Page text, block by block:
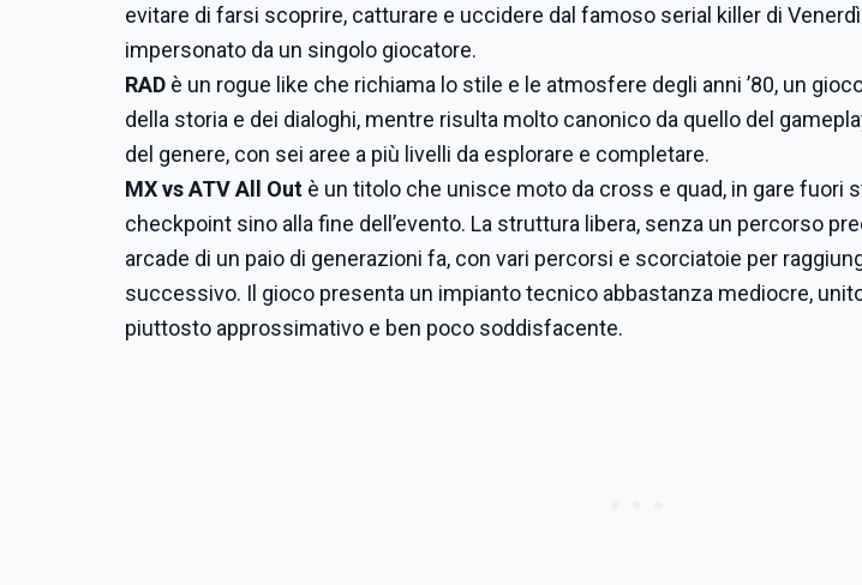
evitare di farsi scoprire, catturare e uccidere dal famoso serial killer di
impersonato da un singolo giocatore.
RAD è un rogue like che richiama lo stile e le atmosfere degli anni ’80, un
della storia e dei dialoghi, mentre risulta molto canonico da quello del
del genere, con sei aree a più livelli da esplorare e completare.
MX vs ATV All Out è un titolo che unisce moto da cross e quad, in gare fuori
checkpoint sino alla fine dell’evento. La struttura libera, senza un percorso
arcade di un paio di generazioni fa, con vari percorsi e scorciatoie per
successivo. Il gioco presenta un impianto tecnico abbastanza mediocre,
piuttosto approssimativo e ben poco soddisfacente.